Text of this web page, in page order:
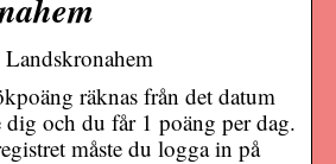
räknas från det datum
dig och du får 1 poäng per dag.
måste du logga in på